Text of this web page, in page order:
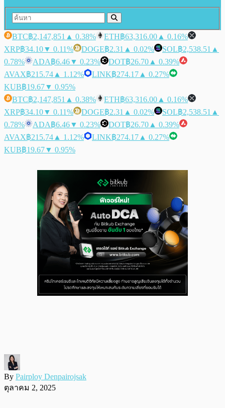
BTC฿2,147,851 ▲ 0.38% ETH฿63,316.00 ▲ 0.16%
XRP฿34.10▼ 0.11% DOGE฿2.31 ▲ 0.02% SOL฿2,538.51 ▲
0.78%
ADA฿6.46▼ 0.23% DOT฿26.70 ▲ 0.39%
AVAX฿215.74 ▲ 1.12% LINK฿274.17 ▲ 0.27%
KUB฿19.67▼ 0.95%
BTC฿2,147,851 ▲ 0.38% ETH฿63,316.00 ▲ 0.16%
XRP฿34.10▼ 0.11% DOGE฿2.31 ▲ 0.02% SOL฿2,538.51 ▲
0.78%
ADA฿6.46▼ 0.23% DOT฿26.70 ▲ 0.39%
AVAX฿215.74 ▲ 1.12% LINK฿274.17 ▲ 0.27%
KUB฿19.67▼ 0.95%
By Pairploy Denpairojsak
ตุลาคม 2, 2025